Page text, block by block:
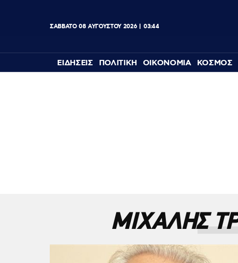
ΣΑΒΒΑΤΟ 08 ΑΥΓΟΥΣΤΟΥ 2026 03:44
ΕΙΔΗΣΕΙΣ ΠΟΛΙΤΙΚΗ ΟΙΚΟΝΟΜΙΑ ΚΟΣΜΟΣ
ΜΙΧΑΛΗΣ